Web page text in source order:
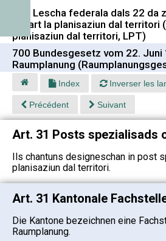
700 Lescha federala dals 22 da
davart la planisaziun dal territori
planisaziun dal territori, LPT)
700 Bundesgesetz vom 22. Juni
Raumplanung
Index Inverser les
Précédent Suivant
Art. 31 Posts spezialisads
Ils chantuns designeschan in post
planisaziun dal territori.
Art. 31 Kantonale
Die Kantone bezeichnen eine
Raumplanung.